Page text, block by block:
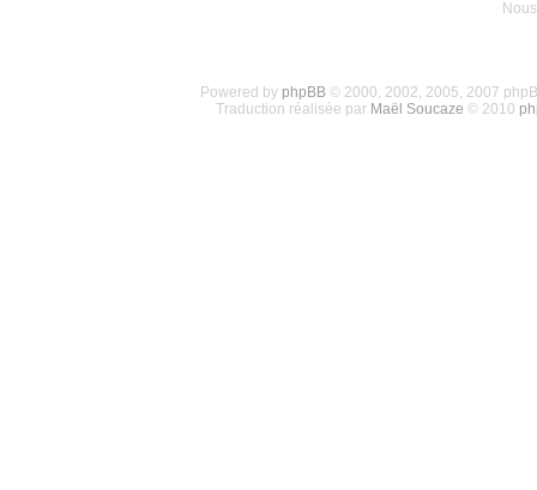
Powered by phpBB© 2000, 2002, 2005, 2007
Traduction réalisée par Maël Soucaze © 2010